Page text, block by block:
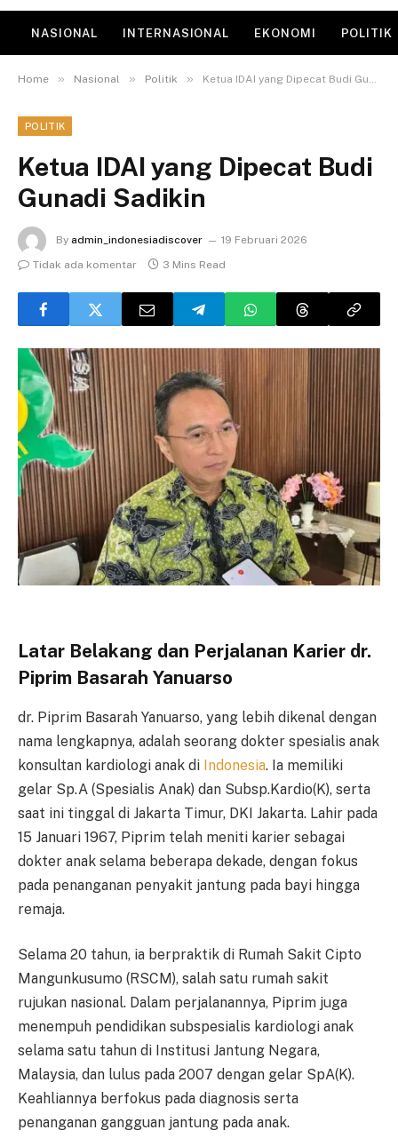
NASIONAL INTERNASIONAL EKONOMI POLITIK
Home » Nasional » Politik » Ketua IDAI yang Dipecat Budi Gunadi Sadikin
POLITIK
Ketua IDAI yang Dipecat Budi
Gunadi Sadikin
By admin_indonesiadiscover
19 Februari 2026
Tidak ada komentar
3 Mins Read
Latar Belakang dan Perjalanan Karier dr.
Piprim Basarah Yanuarso
dr. Piprim Basarah Yanuarso, yang lebih dikenal dengan
nama lengkapnya, adalah seorang dokter spesialis anak
konsultan kardiologi anak di Indonesia. Ia memiliki
gelar Sp.A (Spesialis Anak) dan Subsp.Kardio(K), serta
saat ini tinggal di Jakarta Timur, DKI Jakarta. Lahir pada
15 Januari 1967, Piprim telah meniti karier sebagai
dokter anak selama beberapa dekade, dengan fokus
pada penanganan penyakit jantung pada bayi hingga
remaja.
Selama 20 tahun, ia berpraktik di Rumah Sakit Cipto
Mangunkusumo (RSCM), salah satu rumah sakit
rujukan nasional. Dalam perjalanannya, Piprim juga
menempuh pendidikan subspesialis kardiologi anak
selama satu tahun di Institusi Jantung Negara,
Malaysia, dan lulus pada 2007 dengan gelar SpA(K).
Keahliannya berfokus pada diagnosis serta
penanganan gangguan jantung pada anak.